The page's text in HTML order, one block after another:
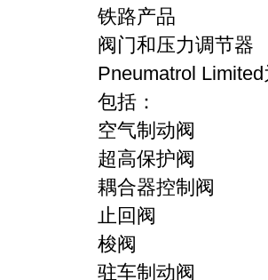
铁路产品
阀门和压力调节器
Pneumatrol
包括：
空气制动阀
超高保护阀
耦合器控制阀
止回阀
梭阀
驻车制动阀